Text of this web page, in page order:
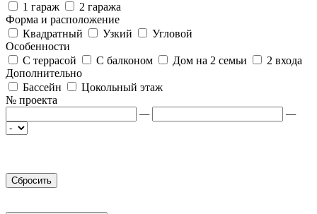
1 гараж
2 гаража
Форма и расположение
Квадратный
Узкий
Угловой
Особенности
С террасой
С балконом Дом на 2 семьи
2 входа
Дополнительно
Бассейн
Цокольный этаж
№ проекта
—
—